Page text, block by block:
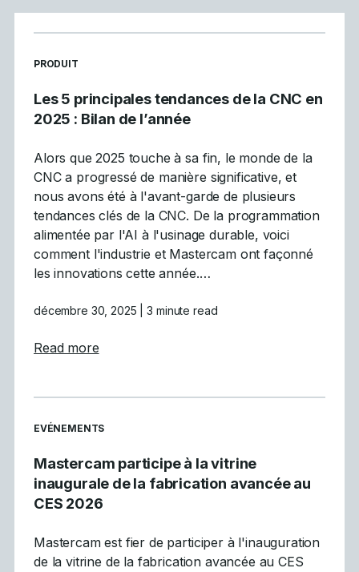
READ MORE ARTICLES ABOUT
PRODUIT
Les 5 principales tendances de la CNC en
2025 : Bilan de l’année
Alors que 2025 touche à sa fin, le monde de la
CNC a progressé de manière significative, et
nous avons été à l'avant-garde de plusieurs
tendances clés de la CNC. De la programmation
alimentée par l'AI à l'usinage durable, voici
comment l'industrie et Mastercam ont façonné
les innovations cette année.…
décembre 30, 2025 | 3 minute read
Read moreabout Les 5 principales tendances de la
READ MORE ARTICLES ABOUT
EVÉNEMENTS
Mastercam participe à la vitrine
inaugurale de la fabrication avancée au
CES 2026
Mastercam est fier de participer à l'inauguration
de la vitrine de la fabrication avancée au CES